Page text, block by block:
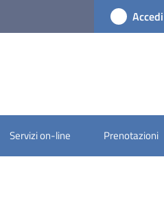
Servizi on-line Prenotazioni